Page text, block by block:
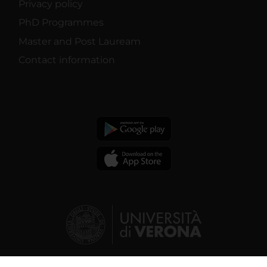
Privacy policy
PhD Programmes
Master and Post Lauream
Contact information